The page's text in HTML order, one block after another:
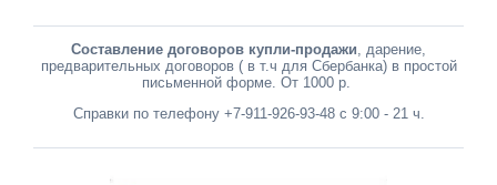
Составление договоров купли-продажи , дарение,
предварительных договоров ( в т.ч для Сбербанка) в простой
письменной форме. От 1000 р.
Справки по телефону +7-911-926-93-48 с 9:00 - 21 ч.